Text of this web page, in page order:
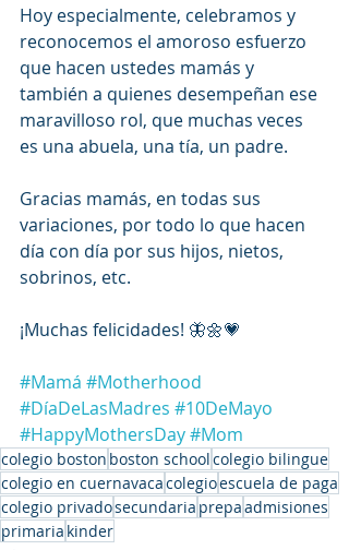
Hoy especialmente, celebramos y
reconocemos el amoroso esfuerzo
que hacen ustedes mamás y
también a quienes desempeñan ese
maravilloso rol, que muchas veces
es una abuela, una tía, un padre.
Gracias mamás, en todas sus
variaciones, por todo lo que hacen
día con día por sus hijos, nietos,
sobrinos, etc.
¡Muchas felicidades! 🦋🌼💗
#Mamá #Motherhood
#DíaDeLasMadres #10DeMayo
#HappyMothersDay#Mom
colegio boston boston schoolcolegio bilingue
colegio en cuernavacacolegioescuela de paga
colegio privadosecundaria prepaadmisiones
primaria kinder